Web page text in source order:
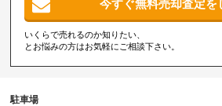
今すぐ無料売却査定を
いくらで売れるのか知りたい、
とお悩みの方はお気軽にご相談下さい。
駐車場